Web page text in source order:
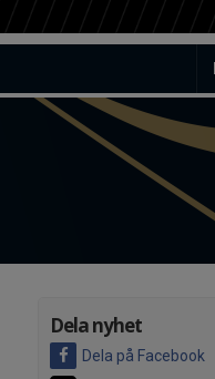
Dela nyhet
Dela på Facebook